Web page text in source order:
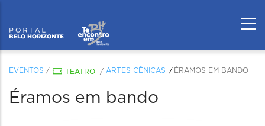
EVENTOS / TEATRO / ARTES CÊNICAS ÉRAMOS EM BANDO
Éramos em bando